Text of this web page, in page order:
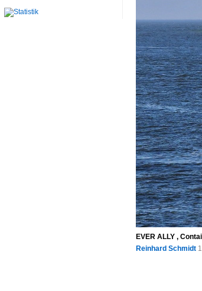
EVER ALLY ,
Reinhard Schmidt